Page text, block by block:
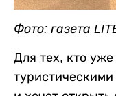
Фото: газета
Для тех, кто